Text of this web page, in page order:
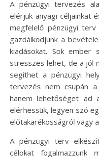
A pénzügyi tervezés alapvető fontosságú ahhoz, hogy
elérjük anyagi céljainkat
megfelelő pénzügyi
gazdálkodjunk a
kiadásokat. Sok ember
stresszes lehet, de a jól
segíthet a pénzügyi
tervezés nem csupán
hanem lehetőséget ad
elérhessük, legyen szó
előtakarékosságról vagy
A pénzügyi terv
célokat fogalmazzunk